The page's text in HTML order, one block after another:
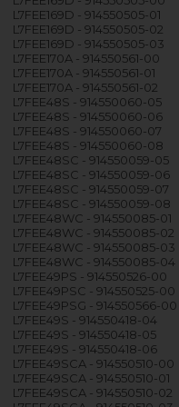
L7FEE169D - 914550505-01
L7FEE169D - 914550505-02
L7FEE169D - 914550505-03
L7FEE170A - 914550561-00
L7FEE170A - 914550561-01
L7FEE170A - 914550561-02
L7FEE48S - 914550060-05
L7FEE48S - 914550060-06
L7FEE48S - 914550060-07
L7FEE48S - 914550060-08
L7FEE48SC - 914550059-05
L7FEE48SC - 914550059-06
L7FEE48SC - 914550059-07
L7FEE48SC - 914550059-08
L7FEE48WC - 914550085-01
L7FEE48WC - 914550085-02
L7FEE48WC - 914550085-03
L7FEE48WC - 914550085-04
L7FEE49PS - 914550526-00
L7FEE49PSC - 914550525-00
L7FEE49PSG - 914550566-00
L7FEE49S - 914550418-04
L7FEE49S - 914550418-05
L7FEE49S - 914550418-06
L7FEE49SCA - 914550510-00
L7FEE49SCA - 914550510-01
L7FEE49SCA - 914550510-02